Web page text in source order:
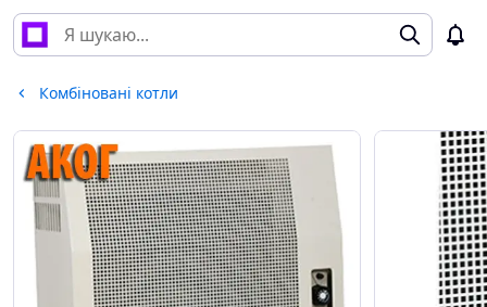
Комбіновані котли